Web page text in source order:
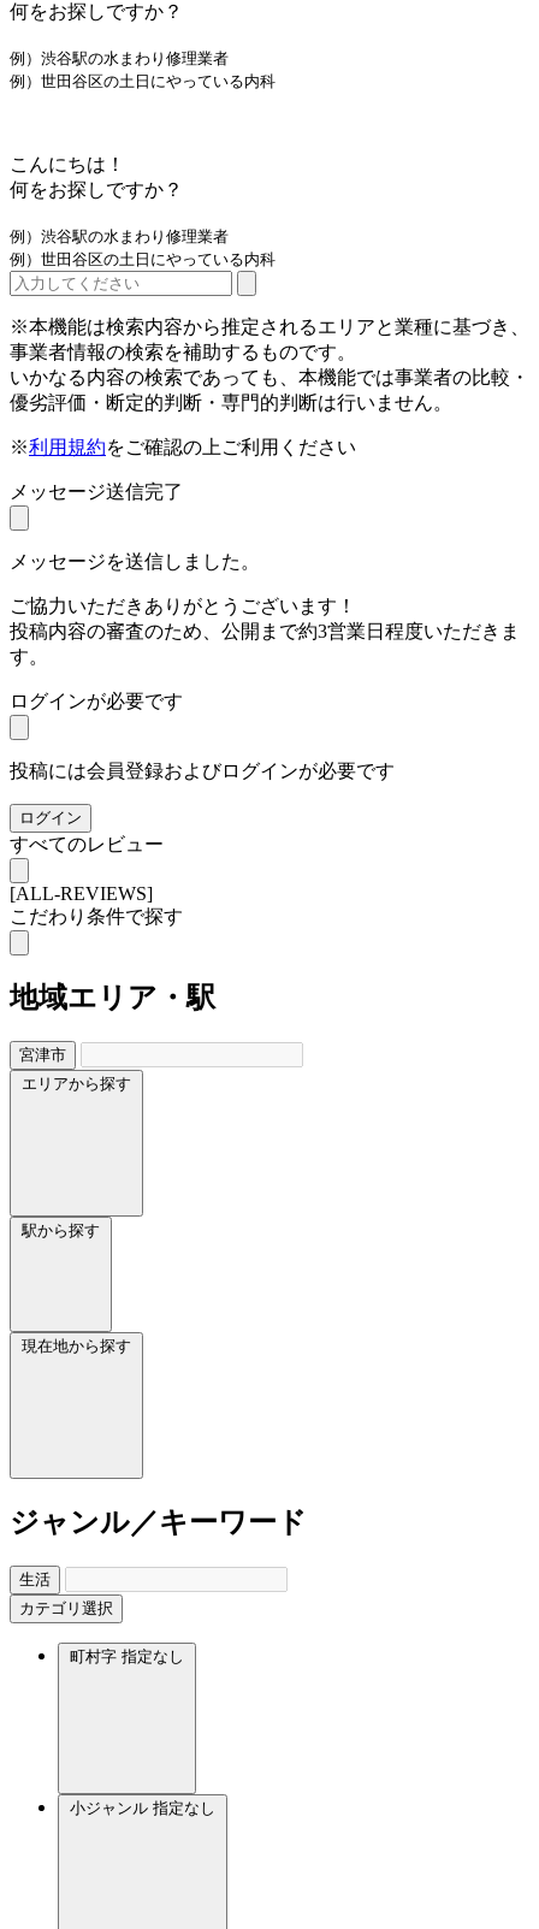
何をお探しですか？
例）渋谷駅の水まわり修理業者
例）世田谷区の土日にやっている内科
こんにちは！
何をお探しですか？
例）渋谷駅の水まわり修理業者
例）世田谷区の土日にやっている内科
※本機能は検索内容から推定されるエリアと業種に基づき、
事業者情報の検索を補助するものです。
いかなる内容の検索であっても、本機能では事業者の比較・
優劣評価・断定的判断・専門的判断は行いません。
※利用規約をご確認の上ご利用ください
メッセージ送信完了
メッセージを送信しました。
ご協力いただきありがとうございます！
投稿内容の審査のため、公開まで約3営業日程度いただきま
す。
ログインが必要です
投稿には会員登録およびログインが必要です
ログイン
すべてのレビュー
[ALL-REVIEWS]
こだわり条件で探す
地域エリア・駅
宮津市
エリアから探す
駅から探す
現在地から探す
ジャンル／キーワード
生活
カテゴリ選択
町村字 指定なし
小ジャンル 指定なし